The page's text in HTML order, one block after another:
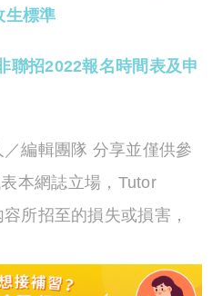
標準
聯招2022報名時間表及申
編輯團隊 分享並僅供參
本網誌立場，Tutor
所招至的損失或損害，